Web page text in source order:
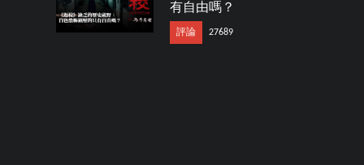
有自由嗎？
評論 27689